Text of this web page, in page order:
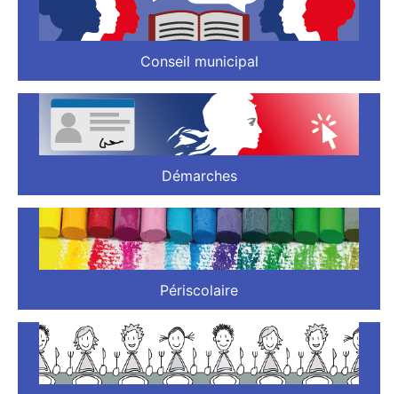
Conseil municipal
Démarches
Périscolaire